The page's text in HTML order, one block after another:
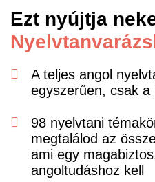
Ezt nyújtja
A teljes angol
egyszerűen, csak
98 nyelvtani
megtalálod az
ami egy
angoltudáshoz kell